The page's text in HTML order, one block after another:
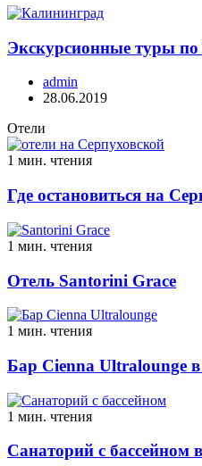
Экскурсионные туры
admin
28.06.2019
Отели
1 мин. чтения
Где остановиться на
1 мин. чтения
Отель Santorini Grace
1 мин. чтения
Бар Cienna Ultralounge
1 мин. чтения
Санаторий с бассейном